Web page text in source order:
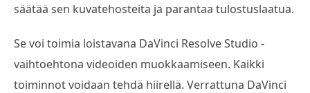
säätää sen kuvatehosteita ja parantaa tulostuslaatua.
Se voi toimia loistavana DaVinci Resolve Studio -
vaihtoehtona videoiden muokkaamiseen. Kaikki
toiminnot voidaan tehdä hiirellä. Verrattuna DaVinci